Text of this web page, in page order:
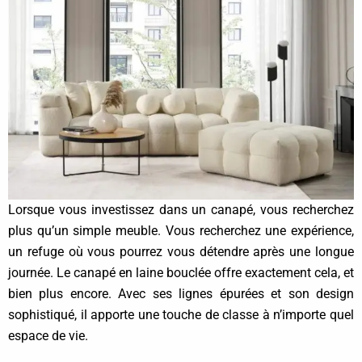
Lorsque vous investissez dans un canapé, vous recherchez
plus qu’un simple meuble. Vous recherchez une expérience,
un refuge où vous pourrez vous détendre après une longue
journée. Le canapé en laine bouclée offre exactement cela, et
bien plus encore. Avec ses lignes épurées et son design
sophistiqué, il apporte une touche de classe à n’importe quel
espace de vie.